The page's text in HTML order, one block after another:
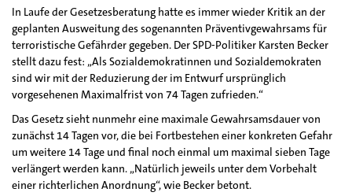
In Laufe der Gesetzesberatung hatte es immer wieder Kritik an der
geplanten Ausweitung des sogenannten Präventivgewahrsams für
terroristische Gefährder gegeben. Der SPD-Politiker Karsten Becker
stellt dazu fest: „Als Sozialdemokratinnen und Sozialdemokraten
sind wir mit der Reduzierung der im Entwurf ursprünglich
vorgesehenen Maximalfrist von 74 Tagen zufrieden.“
Das Gesetz sieht nunmehr eine maximale Gewahrsamsdauer von
zunächst 14 Tagen vor, die bei Fortbestehen einer konkreten Gefahr
um weitere 14 Tage und final noch einmal um maximal sieben Tage
verlängert werden kann. „Natürlich jeweils unter dem Vorbehalt
einer richterlichen Anordnung“, wie Becker betont.